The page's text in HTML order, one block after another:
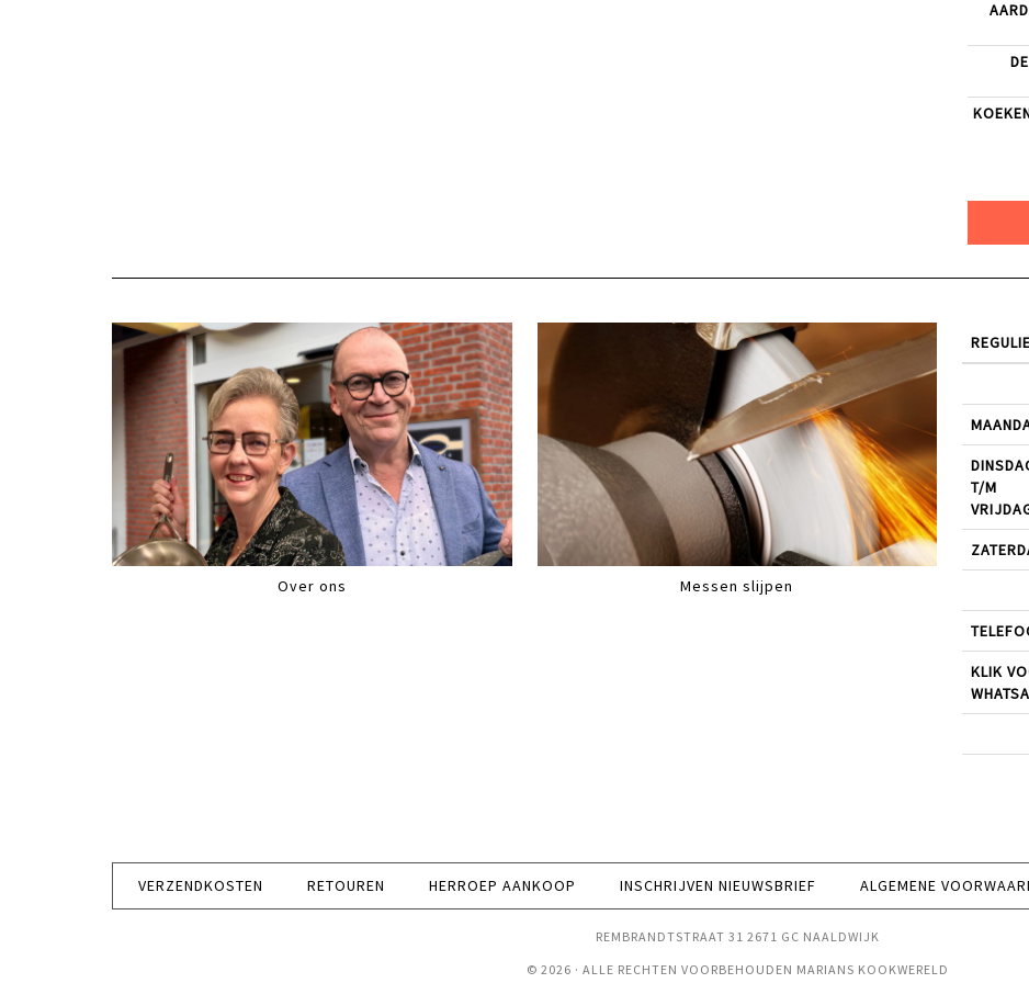
Over ons Messen slijpen
T/M
KLIK
VERZENDKOSTEN RETOUREN HERROEP AANKOOP INSCHRIJVEN NIEUWSBRIEF ALGEMENE
REMBRANDTSTRAAT 31 2671 GC NAALDWIJK
© 2026 · ALLE RECHTEN VOORBEHOUDEN MARIANS KOOKWERELD